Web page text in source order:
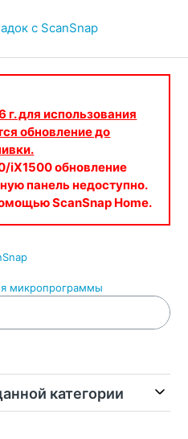
с ScanSnap
г. для использования
обновление до
iX1500 обновление
панель недоступно.
ScanSnap Home.
микропрограммы
категории